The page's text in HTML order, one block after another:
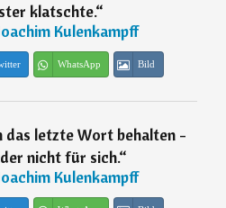
klatschte.“
Kulenkampff
WhatsApp Bild
das letzte Wort behalten -
nicht für sich.“
Kulenkampff